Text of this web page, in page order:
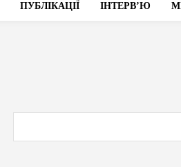
ПУБЛІКАЦІЇ ІНТЕРВʼЮ